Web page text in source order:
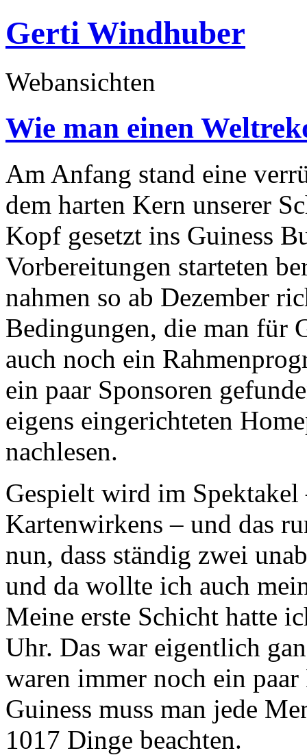
Gerti Windhuber
Webansichten
Wie man einen
Am Anfang stand eine
dem harten Kern unserer
Kopf gesetzt ins Guiness
Vorbereitungen starteten
nahmen so ab Dezember
Bedingungen, die man für
auch noch ein
ein paar Sponsoren
eigens eingerichteten
nachlesen.
Gespielt wird im Spektakel
Kartenwirkens – und das
nun, dass ständig zwei
und da wollte ich auch
Meine erste Schicht hatte
Uhr. Das war eigentlich
waren immer noch ein
Guiness muss man jede
1017 Dinge beachten.